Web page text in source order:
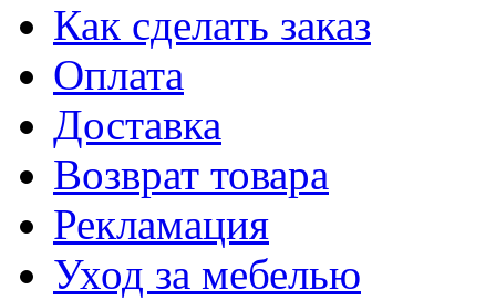
Как сделать заказ
Оплата
Доставка
Возврат товара
Рекламация
Уход за мебелью